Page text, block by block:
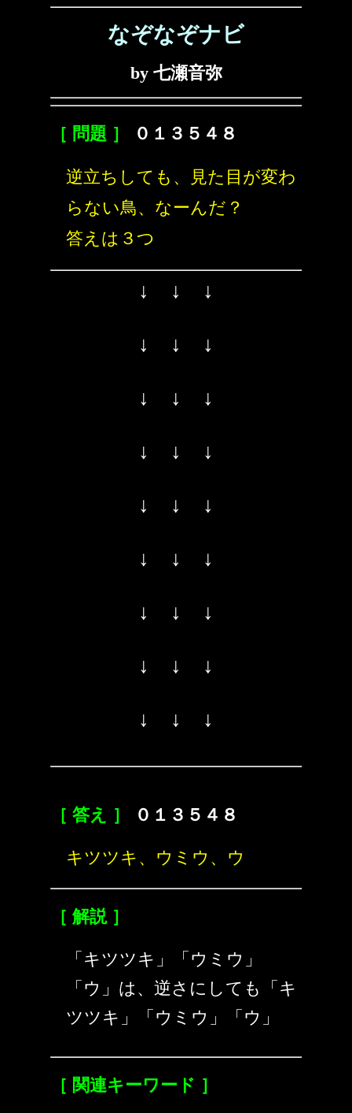
なぞなぞナビ
by 七瀬音弥
［ 問題 ］ ０１３５４８
逆立ちしても、見た目が変わ
らない鳥、なーんだ？
答えは３つ
↓ ↓ ↓
↓ ↓ ↓
↓ ↓ ↓
↓ ↓ ↓
↓ ↓ ↓
↓ ↓ ↓
↓ ↓ ↓
↓ ↓ ↓
↓ ↓ ↓
［ 答え ］ ０１３５４８
キツツキ、ウミウ、ウ
［ 解説 ］
「キツツキ」「ウミウ」
「ウ」は、逆さにしても「キ
ツツキ」「ウミウ」「ウ」
［ 関連キーワード ］